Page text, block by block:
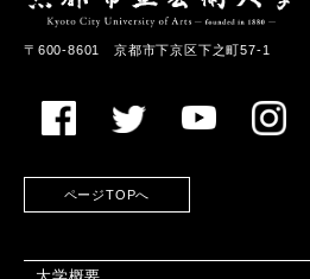
〒600-8601 京都市下京区下之町57-1
ページTOPへ